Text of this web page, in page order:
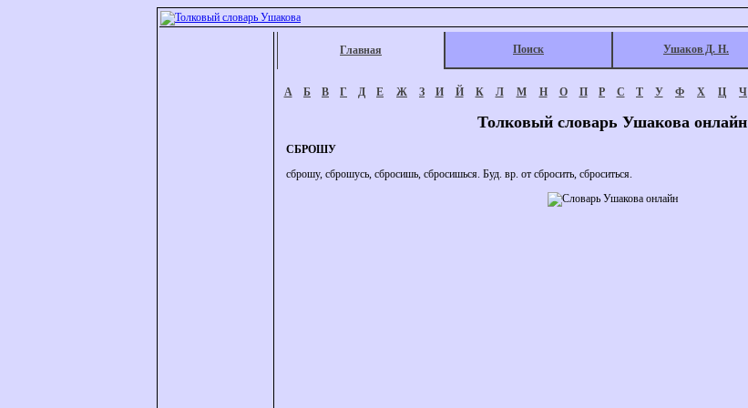
Главная Поиск Ушаков Д. Н.
А Б В Г Д Е Ж З И Й К Л М Н О П Р С Т У Ф Х Ц Ч
Толковый словарь Ушакова онлайн
СБРОШУ
сброшу, сброшусь, сбросишь, сбросишься. Буд. вр. от сбросить, сброситься.